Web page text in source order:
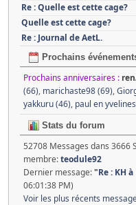
Re : Quelle est cette cage?
Quelle est cette cage?
Re : Journal de AetL.
Prochains
Prochains anniversaires :
(66), marichaste98 (69),
yakkuru (46), paul en
Stats du forum
52708 Messages dans 3666
membre:teodule92
Dernier message:"Re : KH
06:01:38 PM)
Voir les plus récents